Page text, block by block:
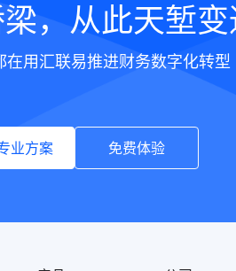
，从此天堑
用汇联易推进财务数字化转型
业方案 免费体验